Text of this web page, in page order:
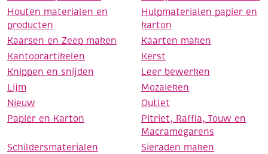
Houten materialen en
producten
Hulpmaterialen papier en
karton
Kaarsen en Zeep maken
Kaarten maken
Kantoorartikelen
Kerst
Knippen en snijden
Leer bewerken
Lijm
Mozaieken
Nieuw
Outlet
Papier en Karton
Pitriet, Raffia, Touw en
Macramegarens
Schildersmaterialen
Sieraden maken